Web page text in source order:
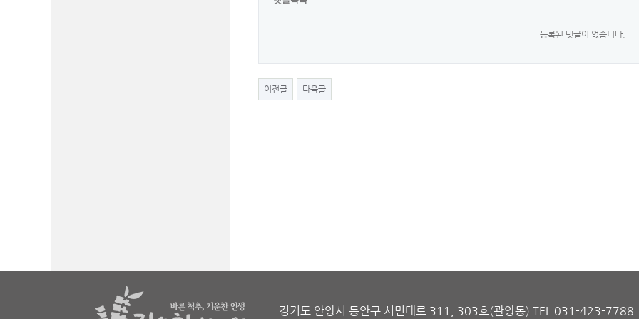
등록된 댓글이 없습니다.
이전글 다음글
경기도 안양시 동안구 시민대로 311, 303호(관양동) TEL 031-423-7788